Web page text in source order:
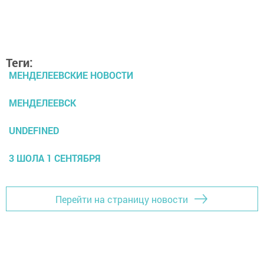
Теги:
МЕНДЕЛЕЕВСКИЕ НОВОСТИ
МЕНДЕЛЕЕВСК
UNDEFINED
3 ШОЛА 1 СЕНТЯБРЯ
Перейти на страницу новости